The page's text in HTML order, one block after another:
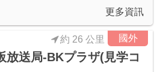
更多資訊
國外
放送局-BKプラザ(見学コ
約 26 公里